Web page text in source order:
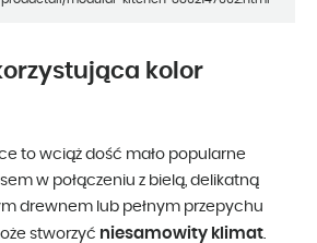
kolor
to wciąż dość mało popularne
w połączeniu z bielą, delikatną
drewnem lub pełnym przepychu
stworzyć niesamowity klimat